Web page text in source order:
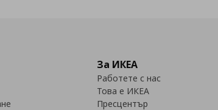
За ИКЕА
Работете с нас
Това е ИКЕА
Пресцентър